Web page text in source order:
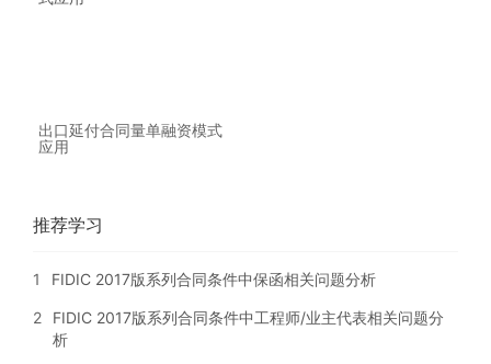
出口延付合同量单融资模式
应用
推荐学习
1 FIDIC 2017版系列合同条件中保函相关问题分析
2
FIDIC 2017版系列合同条件中工程师/业主代表相关问题分
析